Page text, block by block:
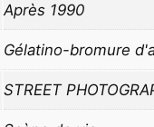
Après 1990
Gélatino-bromure
STREET